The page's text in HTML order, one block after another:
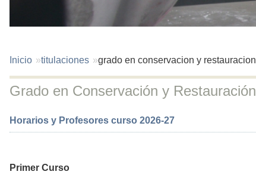
You
here:
Inicio titulaciones grado en conservacion y restauracion
Grado en Conservación y Restauración
Horarios y Profesores curso 2026-27
Primer Curso